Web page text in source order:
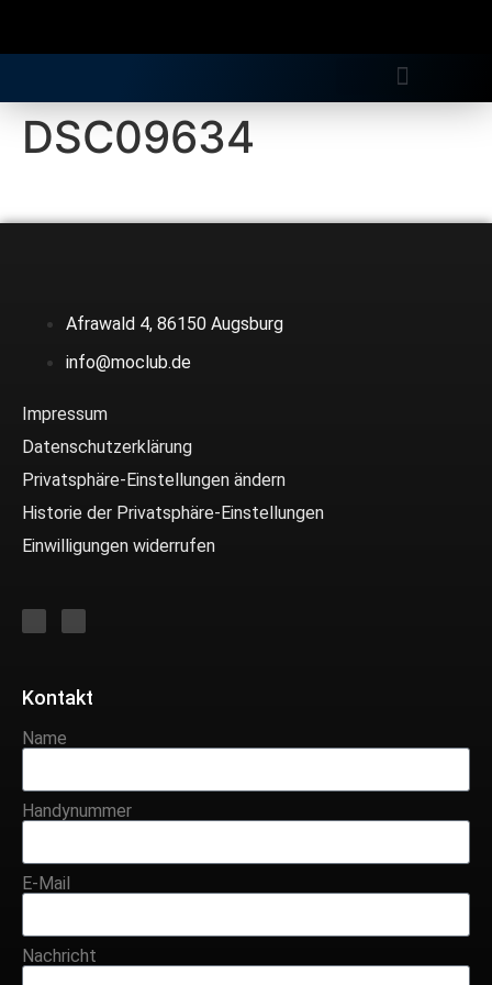
DSC09634
Afrawald 4, 86150 Augsburg
info@moclub.de
Impressum
Datenschutzerklärung
Privatsphäre-Einstellungen ändern
Historie der Privatsphäre-Einstellungen
Einwilligungen widerrufen
Kontakt
Name
Handynummer
E-Mail
Nachricht